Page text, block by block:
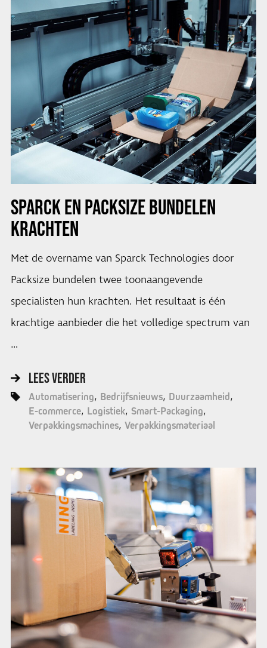
SPARCK EN PACKSIZE BUNDELEN
KRACHTEN
Met de overname van Sparck Technologies door
Packsize bundelen twee toonaangevende
specialisten hun krachten. Het resultaat is één
krachtige aanbieder die het volledige spectrum van
…
LEES VERDER
Automatisering Bedrijfsnieuws Duurzaamheid
E-commerce Logistiek Smart-Packaging
Verpakkingsmachines Verpakkingsmateriaal